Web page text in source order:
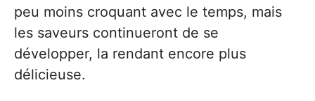
peu moins croquant avec le temps, mais
les saveurs continueront de se
développer, la rendant encore plus
délicieuse.